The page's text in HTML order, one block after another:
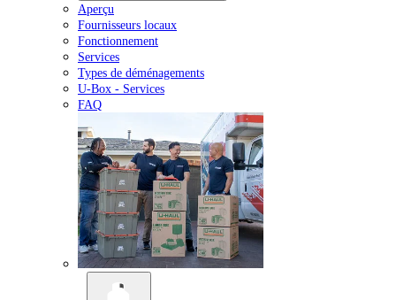
Aperçu
Fournisseurs locaux
Fonctionnement
Services
Types de déménagements
U-Box - Services
FAQ